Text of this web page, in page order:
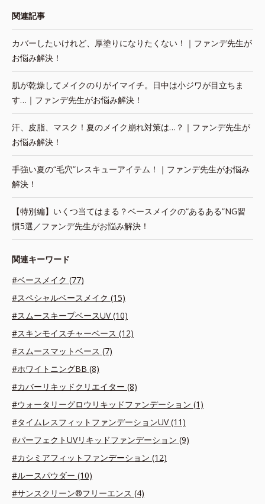
関連記事
カバーしたいけれど、厚塗りになりたくない！｜ファンデ先生が
お悩み解決！
肌が乾燥してメイクのりがイマイチ。日中は小ジワが目立ちま
す…｜ファンデ先生がお悩み解決！
汗、皮脂、マスク！夏のメイク崩れ対策は…？｜ファンデ先生が
お悩み解決！
手強い夏の“毛穴”レスキューアイテム！｜ファンデ先生がお悩み
解決！
【特別編】いくつ当てはまる？ベースメイクの“あるある”NG習
慣5選／ファンデ先生がお悩み解決！
関連キーワード
#ベースメイク (77)
#スペシャルベースメイク (15)
#スムースキープベースUV (10)
#スキンモイスチャーベース (12)
#スムースマットベース (7)
#ホワイトニングBB (8)
#カバーリキッドクリエイター (8)
#ウォータリーグロウリキッドファンデーション (1)
#タイムレスフィットファンデーションUV (11)
#パーフェクトUVリキッドファンデーション (9)
#カシミアフィットファンデーション (12)
#ルースパウダー (10)
#サンスクリーン®フリーエンス (4)